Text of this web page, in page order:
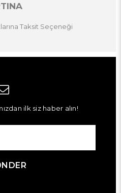
Taksit Seçeneği
ilk siz haber alın!